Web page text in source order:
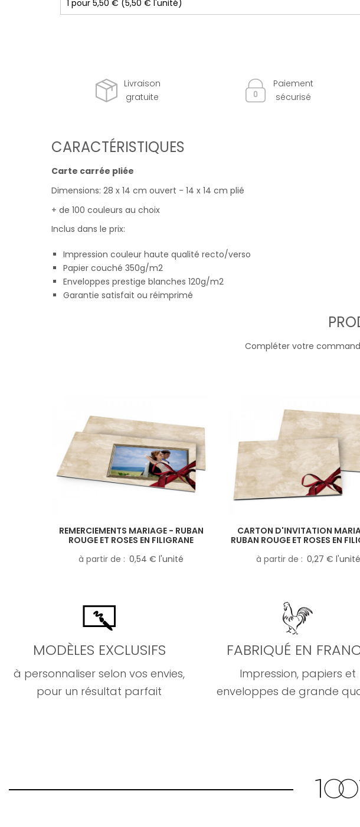
Livraison
gratuite
Paiement
sécurisé
CARACTÉRISTIQUES
Carte carrée pliée
Dimensions: 28 x 14 cm ouvert - 14 x 14 cm plié
+ de 100 couleurs au choix
Inclus dans le prix:
Impression couleur haute qualité recto/verso
Papier couché 350g/m2
Enveloppes prestige blanches 120g/m2
Garantie satisfait ou réimprimé
Compléter votre
REMERCIEMENTS MARIAGE - RUBAN
ROUGE ET ROSES EN FILIGRANE
à partir de
0,54 € l'unité
CARTON D'INVITATION
RUBAN ROUGE ET ROSES EN
à partir de
0,27 € l'unité
MODÈLES EXCLUSIFS
à personnaliser selon vos envies,
pour un résultat parfait
FABRIQUÉ EN
Impression, papiers et
enveloppes de grande